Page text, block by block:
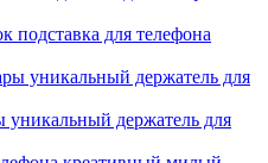
подставка для телефона
уникальный держатель для